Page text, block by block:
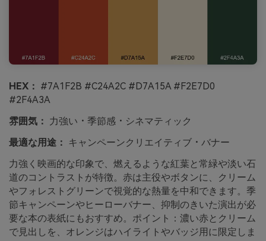
HEX： #7A1F2B #C24A2C #D7A15A #F2E7D0
#2F4A3A
雰囲気： 力強い・季節感・シネマティック
最適な用途： キャンペーンクリエイティブ・バナー
力強く映画的な印象で、燃えるような紅葉と常緑や淡い石
道のコントラストが特徴。赤は主役やボタンに、クリーム
やフォレストグリーンで視覚的な熱量を中和できます。季
節キャンペーンやヒーローバナー、抑制のきいた演出が必
要な本の表紙にもおすすめ。ポイント：濃い赤とクリーム
で見出しを、オレンジはハイライトやバッジ用に限定しま